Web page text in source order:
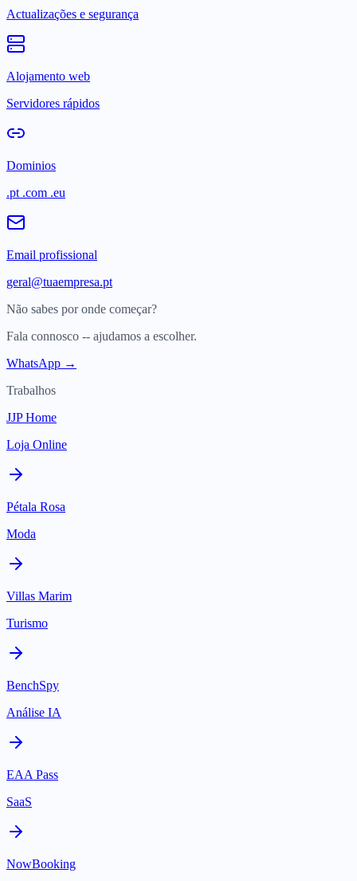
Actualizações e segurança
Alojamento web
Servidores rápidos
Dominios
.pt .com .eu
Email profissional
geral@tuaempresa.pt
Não sabes por onde começar?
Fala connosco -- ajudamos a escolher.
WhatsApp →
Trabalhos
JJP Home
Loja Online
Pétala Rosa
Moda
Villas Marim
Turismo
BenchSpy
Análise IA
EAA Pass
SaaS
NowBooking